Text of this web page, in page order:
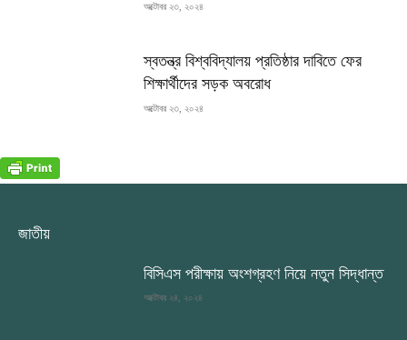
অক্টোবর ২৩, ২০২৪
স্বতন্ত্র বিশ্ববিদ্যালয় প্রতিষ্ঠার দাবিতে ফের
শিক্ষার্থীদের সড়ক অবরোধ
অক্টোবর ২৩, ২০২৪
জাতীয়
বিসিএস পরীক্ষায় অংশগ্রহণ নিয়ে নতুন সিদ্ধান্ত
অক্টোবর ২৪, ২০২৪